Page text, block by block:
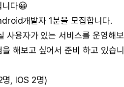
니다😀
개발자 1분을 모집합니다.
사용자가 있는 서비스를 운영해보
해보고 싶어서 준비 하고 있습니
명, IOS 2명)